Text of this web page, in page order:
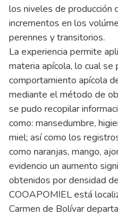
los niveles de producción
incrementos en los
perennes y transitorios.
La experiencia permite
materia apícola, lo cual
comportamiento apícola
mediante el método de
se pudo recopilar
como: mansedumbre,
miel; así como los
como naranjas, mango,
evidencio un aumento
obtenidos por densidad
COOAPOMIEL está
Carmen de Bolívar